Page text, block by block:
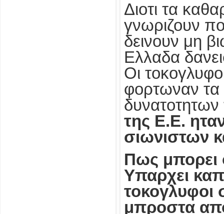
Διοτι τα
γνωριζουν
δεινουν μη
Ελλαδα
Οι
φορτωναν τα
της Ε.Ε.
σιωνιστων
Πως μπορει
Υπαρχει
τοκογλυφοι
μπροστα